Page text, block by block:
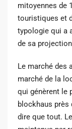
mitoyennes de
touristiques et
typologie qui a
de sa
Le marché des
marché de la
qui génèrent le
blockhaus près
dire que tout.